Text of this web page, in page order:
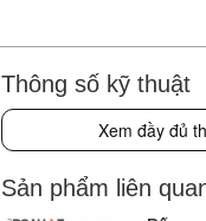
Thông số kỹ thuật
Xem đầy đủ
Sản phẩm liên